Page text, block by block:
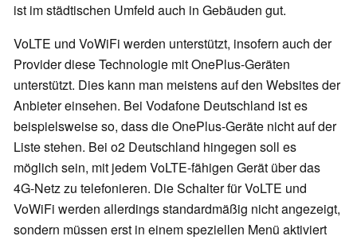
ist im städtischen Umfeld auch in Gebäuden gut.
VoLTE und VoWiFi werden unterstützt, insofern auch der
Provider diese Technologie mit OnePlus-Geräten
unterstützt. Dies kann man meistens auf den Websites der
Anbieter einsehen. Bei Vodafone Deutschland ist es
beispielsweise so, dass die OnePlus-Geräte nicht auf der
Liste stehen. Bei o2 Deutschland hingegen soll es
möglich sein, mit jedem VoLTE-fähigen Gerät über das
4G-Netz zu telefonieren. Die Schalter für VoLTE und
VoWiFi werden allerdings standardmäßig nicht angezeigt,
sondern müssen erst in einem speziellen Menü aktiviert